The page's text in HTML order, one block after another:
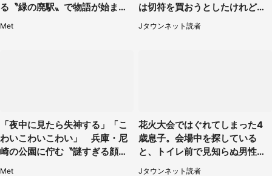
る〝緑の廃駅〟で物語が始まり
Met
は切符を買おうとしたけれど
（山形県・20代女性）
Jタウンネット読者
「夜中に見たら失神する」「こ
わいこわいこわい」 兵庫・尼
崎の公園に佇む〝謎すぎる顔〟
Met
花火大会ではぐれてしまった4
歳息子。会場中を探している
と、トイレ前で見知らぬ男性に
（東京都・女性）
Jタウンネット読者